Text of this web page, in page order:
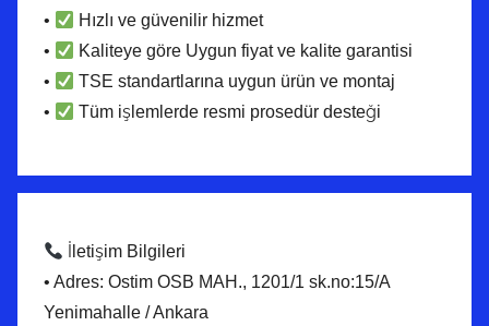
•
Hızlı ve güvenilir hizmet
•
Kaliteye göre Uygun fiyat ve kalite garantisi
•
TSE standartlarına uygun ürün ve montaj
•
Tüm işlemlerde resmi prosedür desteği
İletişim Bilgileri
• Adres: Ostim OSB MAH., 1201/1 sk.no:15/A
Yenimahalle / Ankara